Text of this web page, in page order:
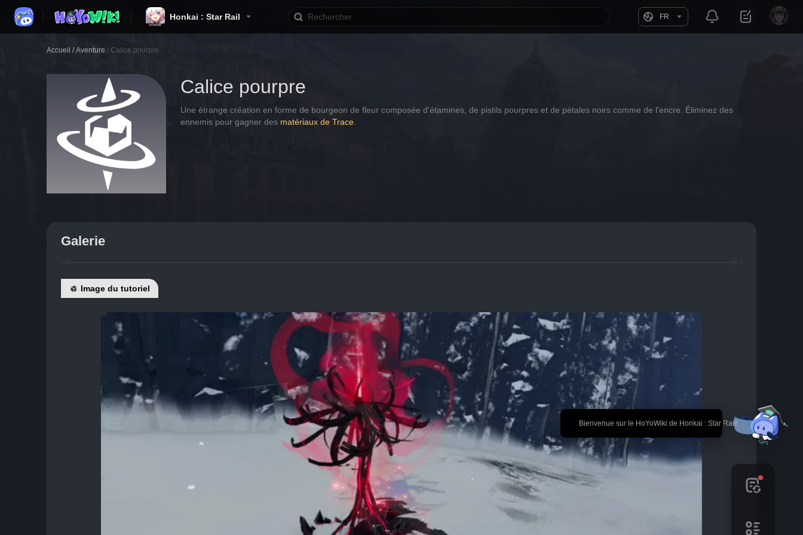
Honkai : Star Rail FR
🎉 Bienvenue sur le HoYoWiki de Honkai : Star Rail!
Accueil / Aventure / Calice pourpre
Calice pourpre
Une étrange création en forme de bourgeon de fleur composée d'étamines, de pistils pourpres et de pétales noirs comme de l'encre. Éliminez des
ennemis pour gagner des matériaux de Trace
Galerie
Image du tutoriel